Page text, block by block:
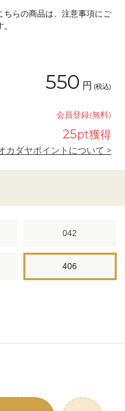
の商品は、注意事項にご
550 円 (税込)
会員登録(無料)
25pt獲得
カダヤポイントについて >
042
406